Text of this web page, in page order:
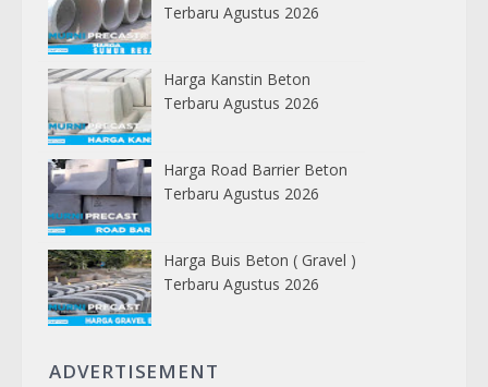
Terbaru Agustus 2026
Harga Kanstin Beton
Terbaru Agustus 2026
Harga Road Barrier Beton
Terbaru Agustus 2026
Harga Buis Beton ( Gravel )
Terbaru Agustus 2026
ADVERTISEMENT